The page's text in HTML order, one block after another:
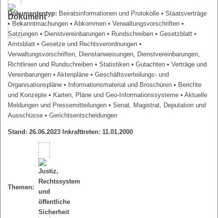
Dokumententyp: Beiratsinformationen und Protokolle • Staatsverträge
• Bekanntmachungen • Abkommen • Verwaltungsvorschriften •
Satzungen • Dienstvereinbarungen • Rundschreiben • Gesetzblatt •
Amtsblatt • Gesetze und Rechtsverordnungen •
Verwaltungsvorschriften, Dienstanweisungen, Dienstvereinbarungen,
Richtlinien und Rundschreiben • Statistiken • Gutachten • Verträge und
Vereinbarungen • Aktenpläne • Geschäftsverteilungs- und
Organisationspläne • Informationsmaterial und Broschüren • Berichte
und Konzepte • Karten, Pläne und Geo-Informationssysteme • Aktuelle
Meldungen und Pressemitteilungen • Senat, Magistrat, Deputation und
Ausschüsse • Gerichtsentscheidungen
Stand: 26.06.2023 Inkrafttreten: 11.01.2000
Themen: